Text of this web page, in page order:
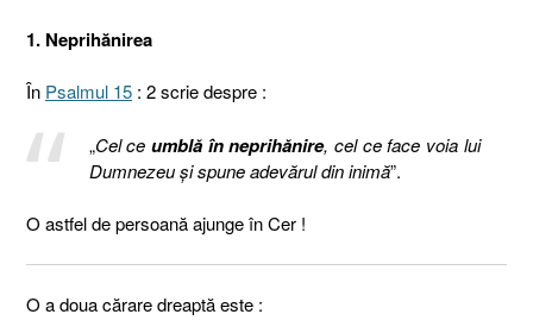
1. Neprihănirea
În Psalmul 15 : 2 scrie despre :
„Cel ce umblă în neprihănire, cel ce face voia lui
Dumnezeu şi spune adevărul din inimă”.
O astfel de persoană ajunge în Cer !
O a doua cărare dreaptă este :